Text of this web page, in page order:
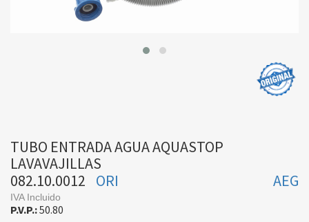
TUBO ENTRADA AGUA AQUASTOP
LAVAVAJILLAS
082.10.0012
AEG
ORI
IVA Incluido
P.V.P.:50.80